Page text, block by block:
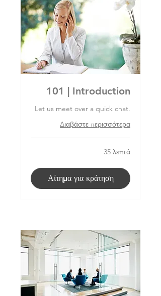
101 | Introduction
Let us meet over a quick chat.
Διαβάστε περισσότερα
35 λεπτά
Αίτημα για κράτηση